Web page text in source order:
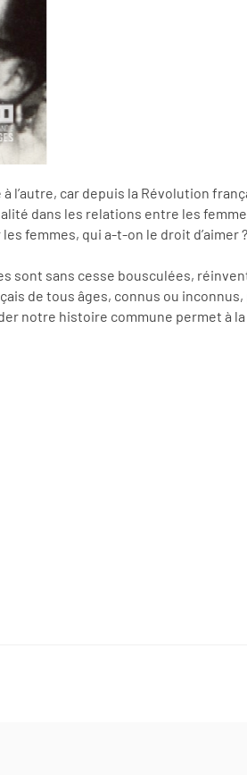
car depuis la Révolution
dans les relations entre les
femmes, qui a-t-on le droit d’aimer
sont sans cesse bousculées,
de tous âges, connus ou
notre histoire commune permet à